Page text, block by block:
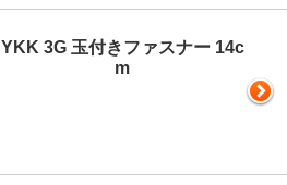
YKK 3G 玉付きファスナー 14c
m